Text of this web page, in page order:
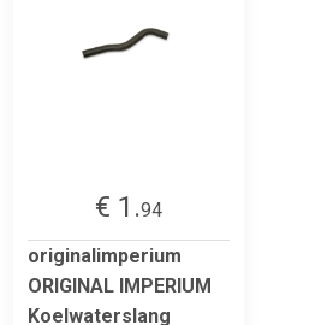
€ 1.94
originalimperium
ORIGINAL IMPERIUM
Koelwaterslang